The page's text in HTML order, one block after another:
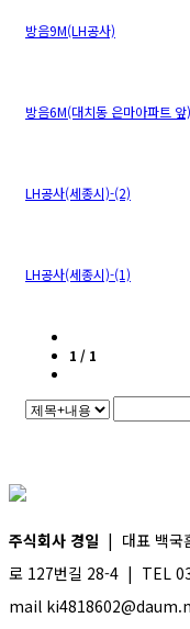
방음9M(LH공사)
방음6M(대치동 은마아파트 앞)
LH공사(세종시)-(2)
LH공사(세종시)-(1)
1 / 1
주식회사 경일 | 대표 백국
로 127번길 28-4 | TEL
mail